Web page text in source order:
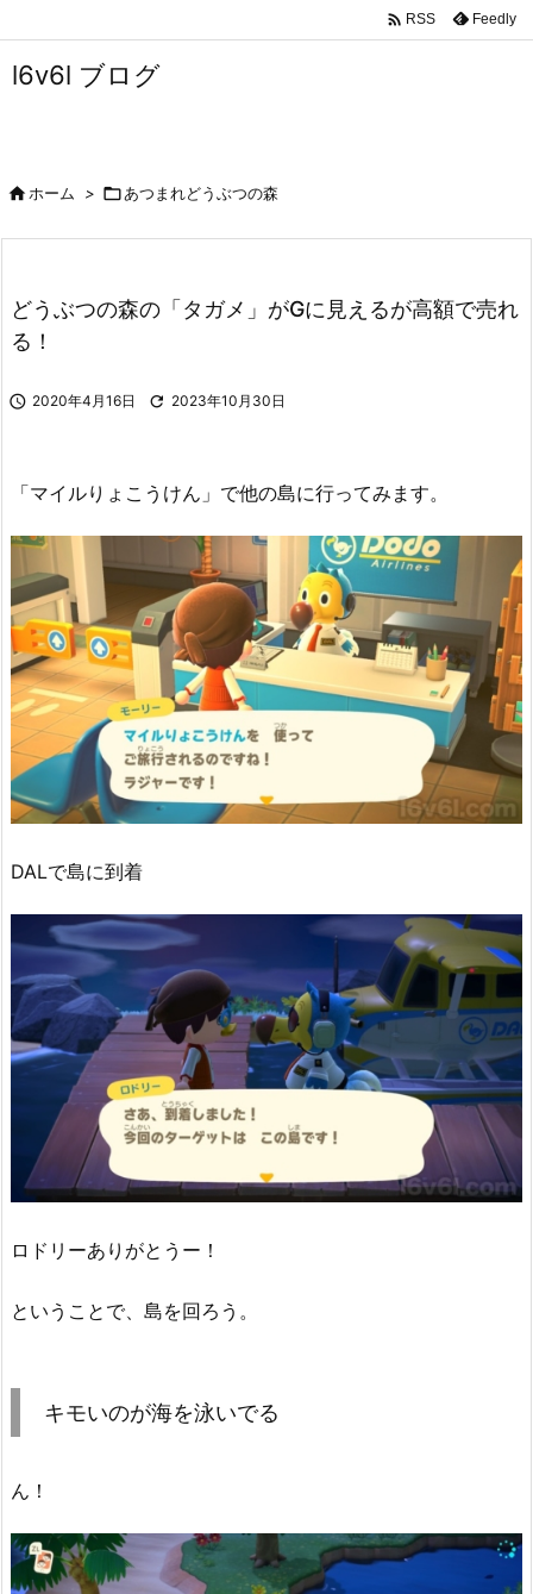
 RSS Feedly
l6v6l ブログ
ホーム > あつまれどうぶつの森
どうぶつの森の「タガメ」がGに見えるが高額で売れ
る！
 2020年4月16日  2023年10月30日
「マイルりょこうけん」で他の島に行ってみます。
DALで島に到着
ロドリーありがとうー！
ということで、島を回ろう。
キモいのが海を泳いでる
ん！